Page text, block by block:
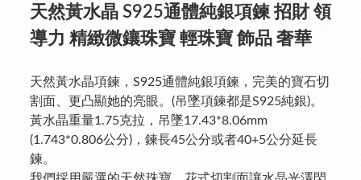
天然黃水晶 S925通體純銀項鍊 招財 領
導力 精緻微鑲珠寶 輕珠寶 飾品 奢華
天然黃水晶項鍊，S925通體純銀項鍊，完美的寶石切
割面、更凸顯她的亮眼。(吊墜項鍊都是S925純銀)。
黃水晶重量1.75克拉，吊墜17.43*8.06mm
(1.743*0.806公分)，鍊長45公分或者40+5公分延長
鍊。